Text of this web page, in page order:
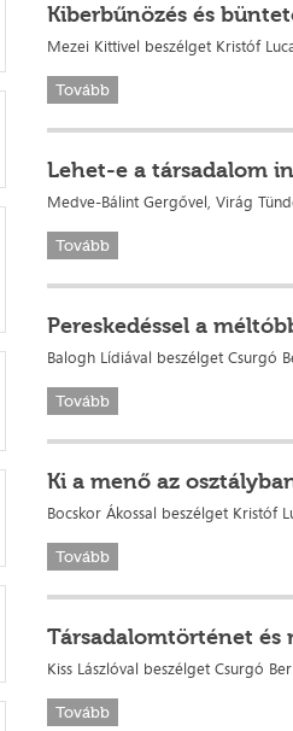
Kiberbűnözés és
Mezei Kittivel beszélget Kristóf
Tovább
Lehet-e a társadalom
Medve-Bálint Gergővel, Virág
Tovább
Pereskedéssel a
Balogh Lídiával beszélget Csurgó
Tovább
Ki a menő az
Bocskor Ákossal beszélget Kristóf
Tovább
Társadalomtörténet és
Kiss Lászlóval beszélget Csurgó
Tovább